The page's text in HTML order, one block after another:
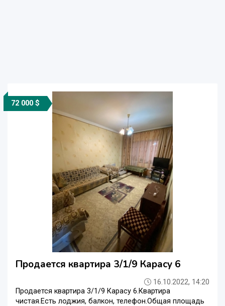
72 000 $
Продается квартира 3/1/9 Карасу 6
16.10.2022, 14:20
Продается квартира 3/1/9 Карасу 6.Квартира
чистая.Есть лоджия, балкон, телефон.Общая площадь